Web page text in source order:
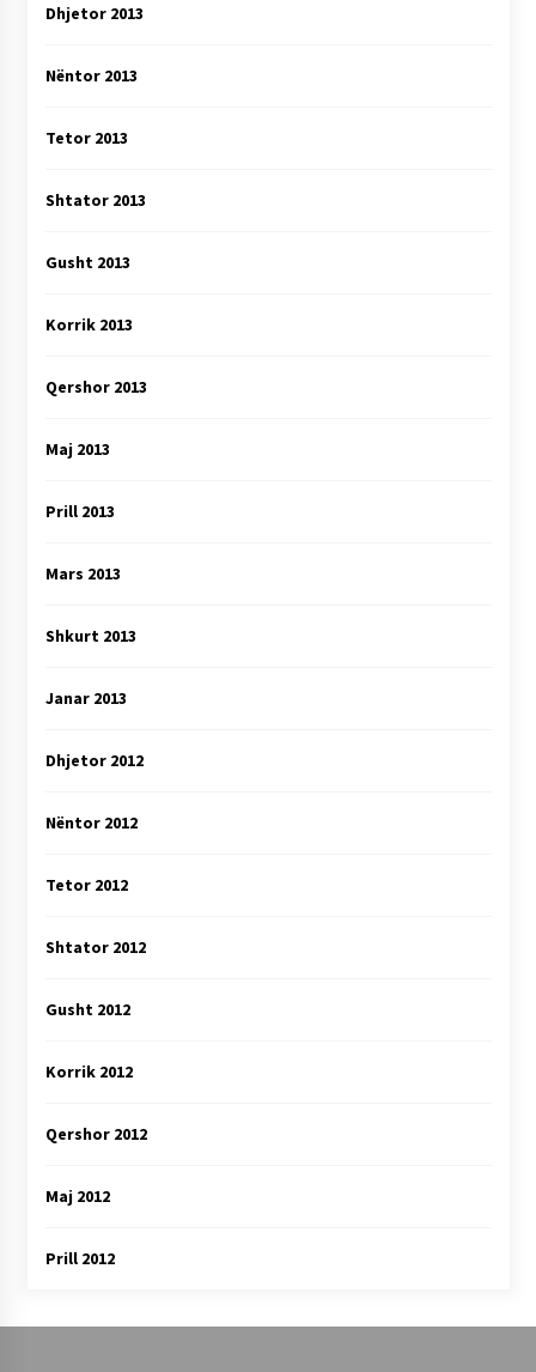
Dhjetor 2013
Nëntor 2013
Tetor 2013
Shtator 2013
Gusht 2013
Korrik 2013
Qershor 2013
Maj 2013
Prill 2013
Mars 2013
Shkurt 2013
Janar 2013
Dhjetor 2012
Nëntor 2012
Tetor 2012
Shtator 2012
Gusht 2012
Korrik 2012
Qershor 2012
Maj 2012
Prill 2012